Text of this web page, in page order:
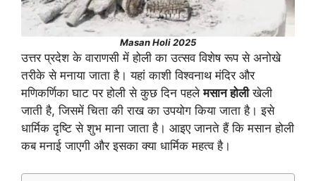
Masan Holi 2025
उत्तर प्रदेश के वाराणसी में होली का उत्सव विशेष रूप से अनोखे
तरीके से मनाया जाता है। यहां काशी विश्वनाथ मंदिर और
मणिकर्णिका घाट पर होली से कुछ दिन पहलेमसान होलीखेली
जाती है, जिसमें चिता की राख का उपयोग किया जाता है। इसे
धार्मिक दृष्टि से शुभ माना जाता है। आइए जानते हैं कि मसान होली
कब मनाई जाएगी और इसका क्या धार्मिक महत्व है।